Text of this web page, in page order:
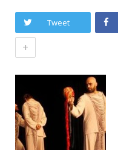
Tweet
+